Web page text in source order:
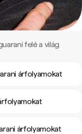
felé a világ
árfolyamokat
árfolyamokat